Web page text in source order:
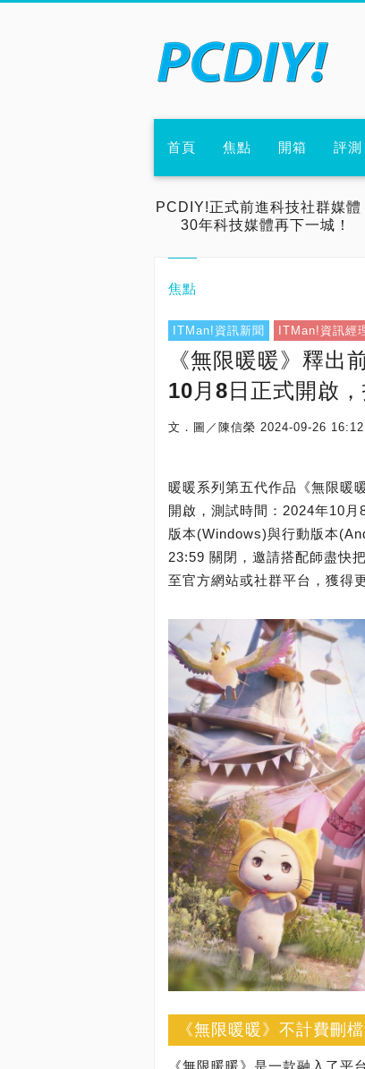
首頁 焦點 開箱 評測
PCDIY!正式前進科技社群媒體
30年科技媒體再下一城！
焦點
ITMan!資訊新聞 ITMan!資訊經
《無限暖暖》釋出
10月8日正式開啟
文．圖／陳信榮 2024-09-26
暖暖系列第五代作品《無限暖
開啟，測試時間：2024年10
版本(Windows)與行動版本
23:59 關閉，邀請搭配師盡快
至官方網站或社群平台，獲得
《無限暖暖》不計費刪
《無限暖暖》是一款融入了